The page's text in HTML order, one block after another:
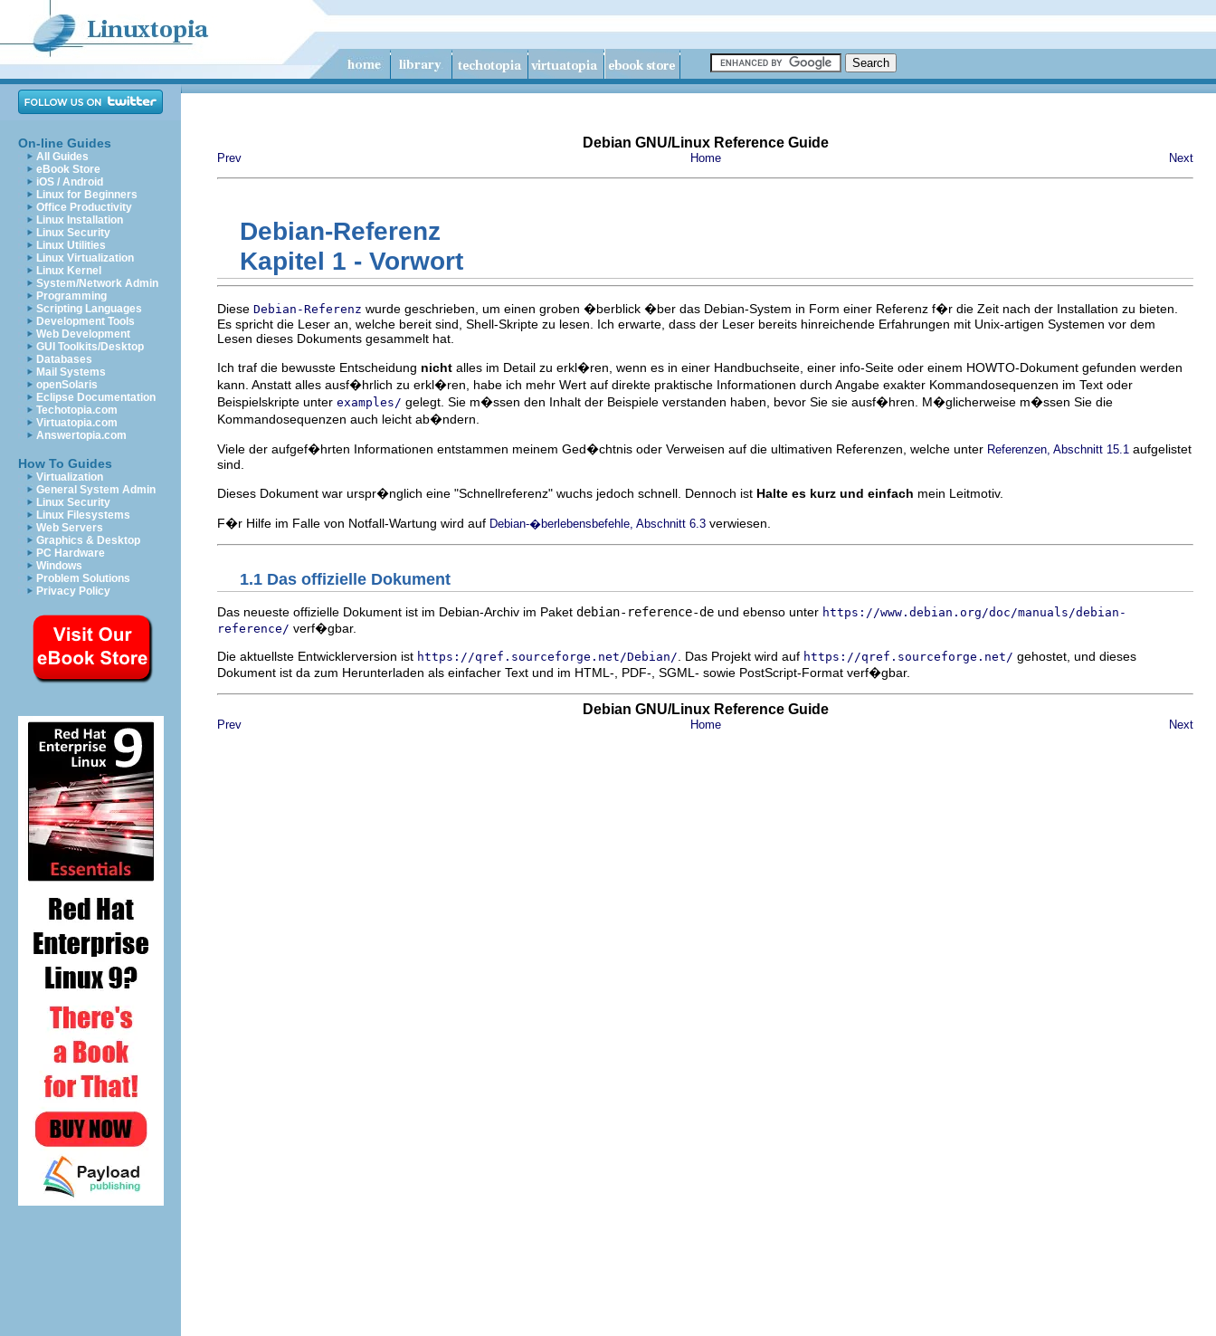
On-line Guides
All Guides
eBook Store
iOS / Android
Linux for Beginners
Office Productivity
Linux Installation
Linux Security
Linux Utilities
Linux Virtualization
Linux Kernel
System/Network Admin
Programming
Scripting Languages
Development Tools
Web Development
GUI Toolkits/Desktop
Databases
Mail Systems
openSolaris
Eclipse Documentation
Techotopia.com
Virtuatopia.com
Answertopia.com
How To Guides
Virtualization
General System Admin
Linux Security
Linux Filesystems
Web Servers
Graphics & Desktop
PC Hardware
Windows
Problem Solutions
Privacy Policy
Debian GNU/Linux Reference Guide
Prev Home Next
Debian-Referenz
Kapitel 1 - Vorwort
Diese Debian-Referenz wurde geschrieben, um einen groben �berblick �ber das Debian-System in Form einer Referenz f�r die Zeit nach der Installation zu bieten.
Es spricht die Leser an, welche bereit sind, Shell-Skripte zu lesen. Ich erwarte, dass der Leser bereits hinreichende Erfahrungen mit Unix-artigen Systemen vor dem
Lesen dieses Dokuments gesammelt hat.
Ich traf die bewusste Entscheidung nicht alles im Detail zu erkl�ren, wenn es in einer Handbuchseite, einer info-Seite oder einem HOWTO-Dokument gefunden werden
kann. Anstatt alles ausf�hrlich zu erkl�ren, habe ich mehr Wert auf direkte praktische Informationen durch Angabe exakter Kommandosequenzen im Text oder
Beispielskripte unter examples/ gelegt. Sie m�ssen den Inhalt der Beispiele verstanden haben, bevor Sie sie ausf�hren. M�glicherweise m�ssen Sie die
Kommandosequenzen auch leicht ab�ndern.
Viele der aufgef�hrten Informationen entstammen meinem Ged�chtnis oder Verweisen auf die ultimativen Referenzen, welche unter Referenzen, Abschnitt 15.1 aufgelistet
sind.
Dieses Dokument war urspr�nglich eine "Schnellreferenz" wuchs jedoch schnell. Dennoch ist Halte es kurz und einfach mein Leitmotiv.
F�r Hilfe im Falle von Notfall-Wartung wird auf Debian-�berlebensbefehle, Abschnitt 6.3 verwiesen.
1.1 Das offizielle Dokument
Das neueste offizielle Dokument ist im Debian-Archiv im Paket debian-reference-de und ebenso unter https://www.debian.org/doc/manuals/debian-
reference/ verf�gbar.
Die aktuellste Entwicklerversion ist https://qref.sourceforge.net/Debian/ . Das Projekt wird auf https://qref.sourceforge.net/ gehostet, und dieses
Dokument ist da zum Herunterladen als einfacher Text und im HTML-, PDF-, SGML- sowie PostScript-Format verf�gbar.
Debian GNU/Linux Reference Guide
Prev Home Next